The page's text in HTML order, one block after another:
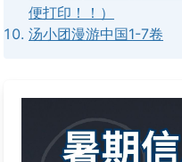
便打印！！）
汤小团漫游中国1-7卷